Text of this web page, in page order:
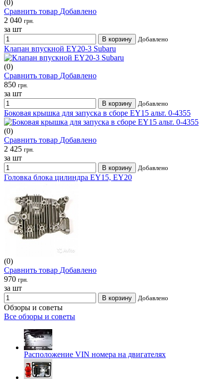
(0)
Сравнить товар Добавлено
2 040 грн.
за шт
В корзину Добавлено
Клапан впускной EY20-3 Subaru
(0)
Сравнить товар Добавлено
850 грн.
за шт
В корзину Добавлено
Боковая крышка для запуска в сборе EY15 альт. 0-4355
(0)
Сравнить товар Добавлено
2 425 грн.
за шт
В корзину Добавлено
Головка блока цилиндра EY15, EY20
(0)
Сравнить товар Добавлено
970 грн.
за шт
В корзину Добавлено
Обзоры и советы
Все обзоры и советы
Расположение VIN номера на двигателях